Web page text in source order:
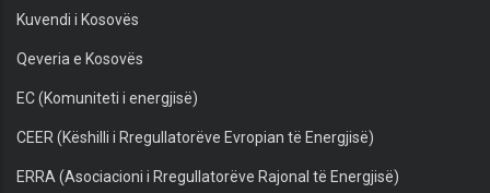
Kuvendi i Kosovës
Qeveria e Kosovës
EC (Komuniteti i energjisë)
CEER (Këshilli i Rregullatorëve Evropian të Energjisë)
ERRA (Asociacioni i Rregullatorëve Rajonal të Energjisë)